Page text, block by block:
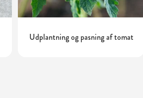
Udplantning og pasning af tomat